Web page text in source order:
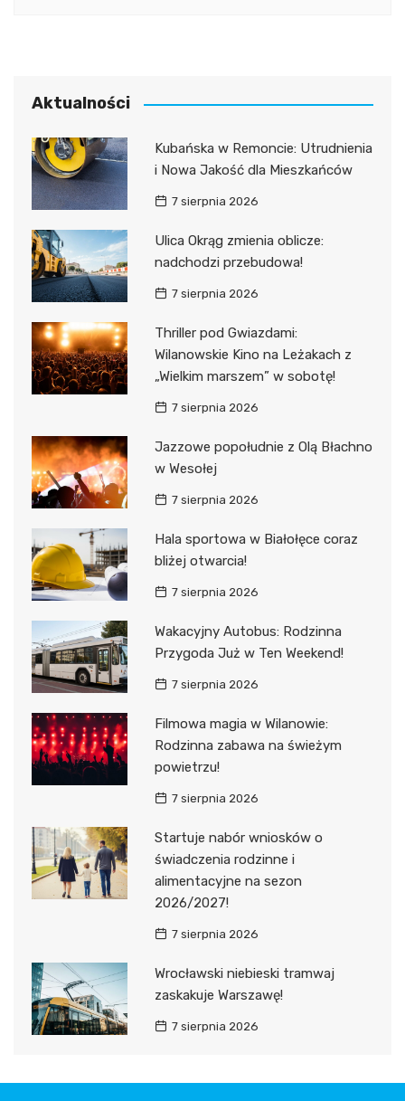
Aktualności
Kubańska w Remoncie: Utrudnienia
i Nowa Jakość dla Mieszkańców
7 sierpnia 2026
Ulica Okrąg zmienia oblicze:
nadchodzi przebudowa!
7 sierpnia 2026
Thriller pod Gwiazdami:
Wilanowskie Kino na Leżakach z
„Wielkim marszem” w sobotę!
7 sierpnia 2026
Jazzowe popołudnie z Olą Błachno
w Wesołej
7 sierpnia 2026
Hala sportowa w Białołęce coraz
bliżej otwarcia!
7 sierpnia 2026
Wakacyjny Autobus: Rodzinna
Przygoda Już w Ten Weekend!
7 sierpnia 2026
Filmowa magia w Wilanowie:
Rodzinna zabawa na świeżym
powietrzu!
7 sierpnia 2026
Startuje nabór wniosków o
świadczenia rodzinne i
alimentacyjne na sezon
2026/2027!
7 sierpnia 2026
Wrocławski niebieski tramwaj
zaskakuje Warszawę!
7 sierpnia 2026